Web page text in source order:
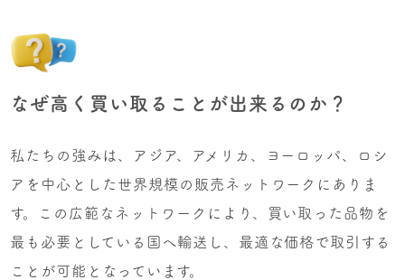
なぜ高く買い取ることが出来るのか？
私たちの強みは、アジア、アメリカ、ヨーロッパ、ロシ
アを中心とした世界規模の販売ネットワークにありま
す。この広範なネットワークにより、買い取った品物を
最も必要としている国へ輸送し、最適な価格で取引する
ことが可能となっています。